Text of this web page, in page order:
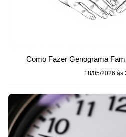
Como Fazer Genograma
18/05/2026 às